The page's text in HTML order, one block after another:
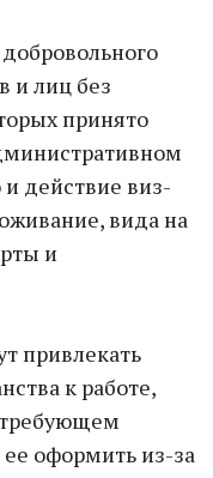
и лиц без
принято
действие виз-
вида на
и
привлекать
к работе,
оформить из-за